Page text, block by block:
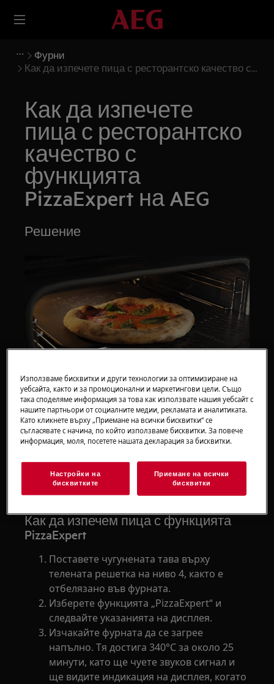
Фурни
Как да изпечете пица с ресторантско качество с
Как да изпечете
пица с ресторантско
качество с
функцията
PizzaExpert на AEG
Решение
Превърнете домашната пица в истинско
удоволствие с хрупкава, златиста основа и
пухкава коричка. Функцията PizzaExpert
съчетава прецизно контролирана,
проектирана чугунена тава, за да постигнете
резултат като от ресторант – само за 2,5
минути при 340°C.
Как да изпечем пица с функцията
PizzaExpert
Поставете чугунената тава върху
телената решетка на ниво 4, както е
отбелязано във фурната.
Изберете функцията „PizzaExpert“ и
следвайте указанията на дисплея.
Изчакайте фурната да се загрее
напълно. Тя достига 340°C за около 25
минути, като ще чуете звуков сигнал и
ще видите индикация на дисплея, когато
Използваме бисквитки и други технологии за оптимизиране на
уебсайта, както и за промоционални и маркетингови цели. Също
така споделяме информация за това как използвате нашия уебсайт с
нашите партньори от социалните медии, рекламата и аналитиката.
Като кликнете върху „Приемане на всички бисквитки“ се
съгласявате с начина, по който използваме бисквитки. За повече
информация, моля, посетете нашата декларация за бисквитки.
Настройки на
бисквитките
Приемане на всички
бисквитки